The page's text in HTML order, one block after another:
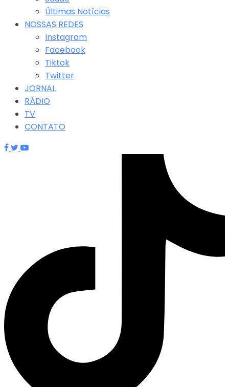
Últimas Notícias
NOSSAS REDES
Instagram
Facebook
Tiktok
Twitter
JORNAL
RÁDIO
TV
CONTATO